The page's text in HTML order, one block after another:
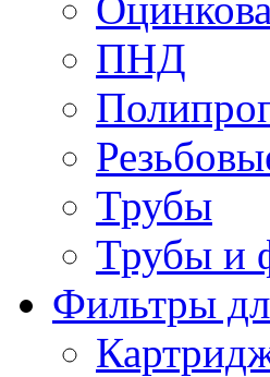
ПНД
Трубы
Трубы и
Фильтры